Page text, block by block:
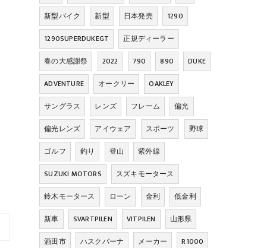
新型バイク
新型 日本発売
1290
1290SUPERDUKEGT
正規ディーラー
春の大感謝祭
2022 790 890
DUKE
ADVENTURE
オークリー
OAKLEY
サングラス
レンズ フレーム
偏光
偏光レンズ
アイウェア スポーツ
野球
ゴルフ
釣り 登山
紫外線
SUZUKI MOTORS
スズキモータース
鈴木モータース
ローン 金利
低金利
新車
SVARTPILEN VITPILEN
山形県
酒田市
ハスクバーナ メーカー
R1000